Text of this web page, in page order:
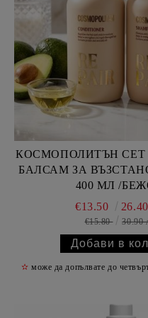
КОСМОПОЛИТЪН
БАЛСАМ ЗА
400 МЛ /
€13.50
€15.80 30.90
✫ може да допълвате до